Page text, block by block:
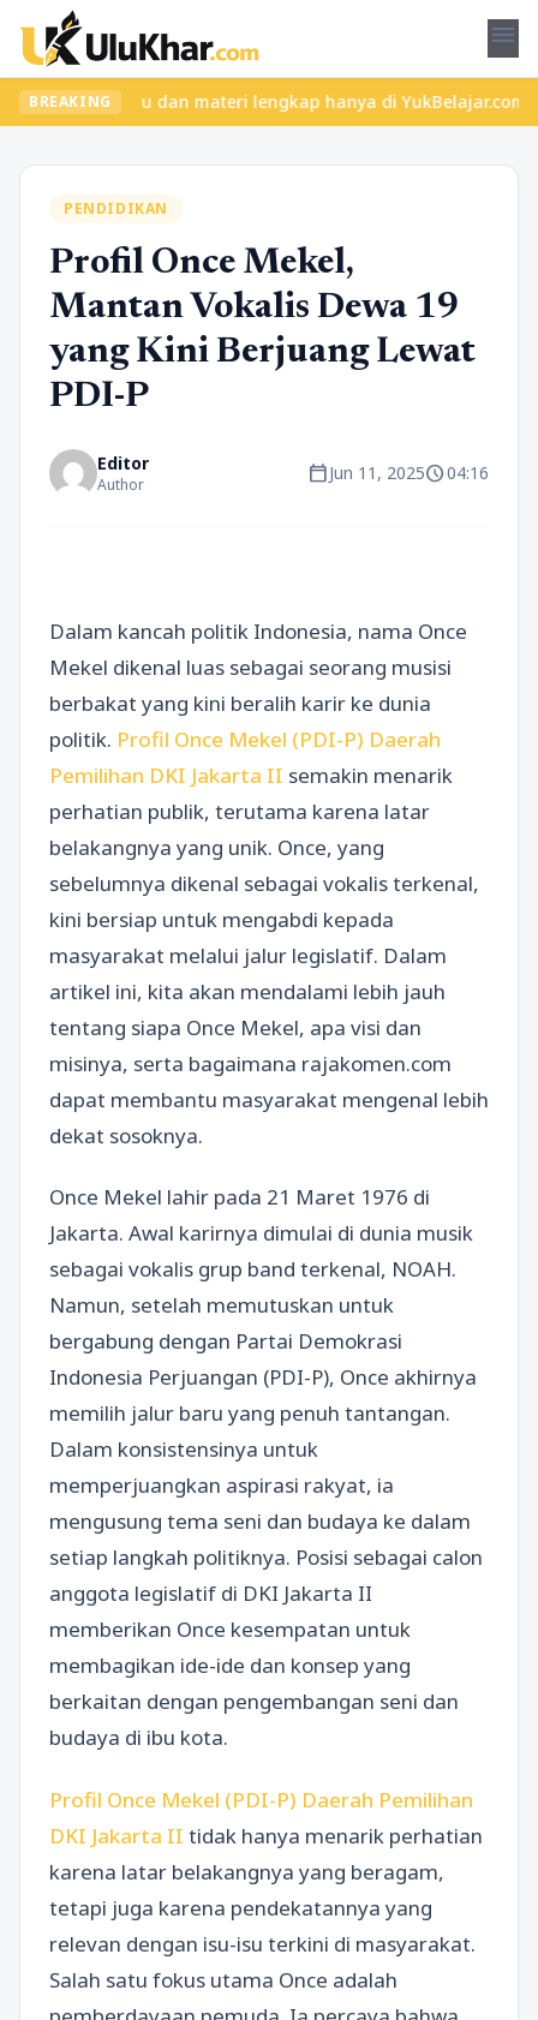
menu
BREAKING
seru dan materi lengkap hanya di YukBelajar.com.
PENDIDIKAN
Profil Once Mekel,
Mantan Vokalis Dewa 19
yang Kini Berjuang Lewat
PDI-P
Editor
Author calendar_todayJun 11, 2025schedule04:16
Dalam kancah politik Indonesia, nama Once
Mekel dikenal luas sebagai seorang musisi
berbakat yang kini beralih karir ke dunia
politik. Profil Once Mekel (PDI-P) Daerah
Pemilihan DKI Jakarta II semakin menarik
perhatian publik, terutama karena latar
belakangnya yang unik. Once, yang
sebelumnya dikenal sebagai vokalis terkenal,
kini bersiap untuk mengabdi kepada
masyarakat melalui jalur legislatif. Dalam
artikel ini, kita akan mendalami lebih jauh
tentang siapa Once Mekel, apa visi dan
misinya, serta bagaimana rajakomen.com
dapat membantu masyarakat mengenal lebih
dekat sosoknya.
Once Mekel lahir pada 21 Maret 1976 di
Jakarta. Awal karirnya dimulai di dunia musik
sebagai vokalis grup band terkenal, NOAH.
Namun, setelah memutuskan untuk
bergabung dengan Partai Demokrasi
Indonesia Perjuangan (PDI-P), Once akhirnya
memilih jalur baru yang penuh tantangan.
Dalam konsistensinya untuk
memperjuangkan aspirasi rakyat, ia
mengusung tema seni dan budaya ke dalam
setiap langkah politiknya. Posisi sebagai calon
anggota legislatif di DKI Jakarta II
memberikan Once kesempatan untuk
membagikan ide-ide dan konsep yang
berkaitan dengan pengembangan seni dan
budaya di ibu kota.
Profil Once Mekel (PDI-P) Daerah Pemilihan
DKI Jakarta II tidak hanya menarik perhatian
karena latar belakangnya yang beragam,
tetapi juga karena pendekatannya yang
relevan dengan isu-isu terkini di masyarakat.
Salah satu fokus utama Once adalah